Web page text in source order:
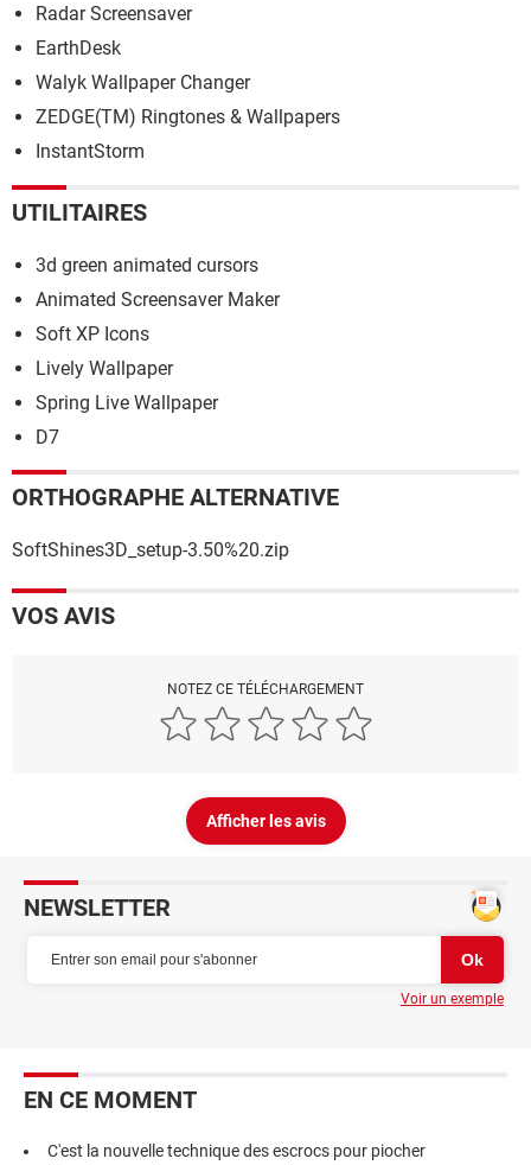
Radar Screensaver
EarthDesk
Walyk Wallpaper Changer
ZEDGE(TM) Ringtones & Wallpapers
InstantStorm
UTILITAIRES
3d green animated cursors
Animated Screensaver Maker
Soft XP Icons
Lively Wallpaper
Spring Live Wallpaper
D7
ORTHOGRAPHE ALTERNATIVE
SoftShines3D_setup-3.50%20.zip
VOS AVIS
NOTEZ CE TÉLÉCHARGEMENT
Afficher les avis
NEWSLETTER
Voir un exemple
EN CE MOMENT
C'est la nouvelle technique des escrocs pour piocher